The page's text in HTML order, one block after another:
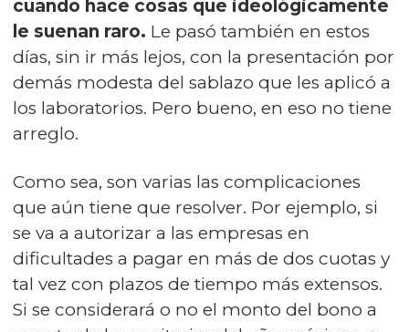
cuando hace cosas que ideológicamente
le suenan raro. Le pasó también en estos
días, sin ir más lejos, con la presentación por
demás modesta del sablazo que les aplicó a
los laboratorios. Pero bueno, en eso no tiene
arreglo.
Como sea, son varias las complicaciones
que aún tiene que resolver. Por ejemplo, si
se va a autorizar a las empresas en
dificultades a pagar en más de dos cuotas y
tal vez con plazos de tiempo más extensos.
Si se considerará o no el monto del bono a